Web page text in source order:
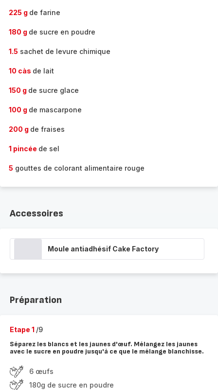
225 g de farine
180 g de sucre en poudre
1.5 sachet de levure chimique
10 càs de lait
150 g de sucre glace
100 g de mascarpone
200 g de fraises
1 pincée de sel
5 gouttes de colorant alimentaire rouge
Accessoires
Moule antiadhésif Cake Factory
Préparation
Etape 1 /9
Séparez les blancs et les jaunes d'œuf. Mélangez les jaunes
avec le sucre en poudre jusqu'à ce que le mélange blanchisse.
6 œufs
180g de sucre en poudre